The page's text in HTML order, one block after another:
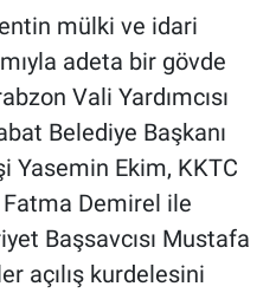
mülki ve idari
adeta bir gövde
Vali Yardımcısı
Belediye Başkanı
Yasemin Ekim, KKTC
Demirel ile
Başsavcısı Mustafa
açılış kurdelesini